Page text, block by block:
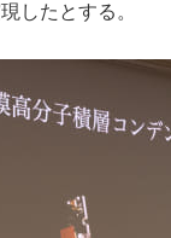
したとする。